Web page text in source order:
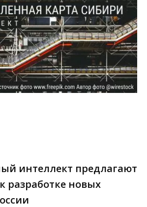
интеллект предлагают
разработке новых